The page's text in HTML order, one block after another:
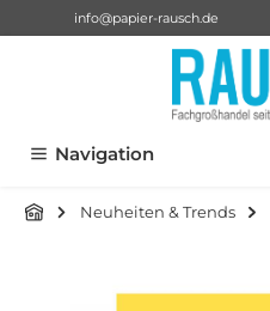
springen
info@papier-rausch.de
Navigation
Neuheiten & Trends